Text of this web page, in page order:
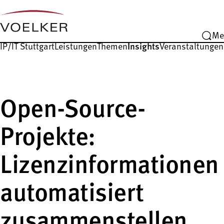
IP/IT StuttgartLeistungenThemenInsightsVeranstaltungen
Open-Source-
Projekte:
Lizenzinformationen
automatisiert